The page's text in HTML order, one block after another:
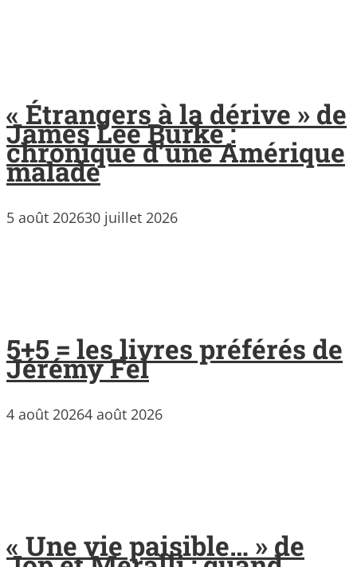
« Étrangers à la dérive » de
James Lee Burke :
chronique d’une Amérique
malade
5 août 202630 juillet 2026
5+5 = les livres préférés de
Jérémy Fel
4 août 20264 août 2026
« Une vie paisible… » de